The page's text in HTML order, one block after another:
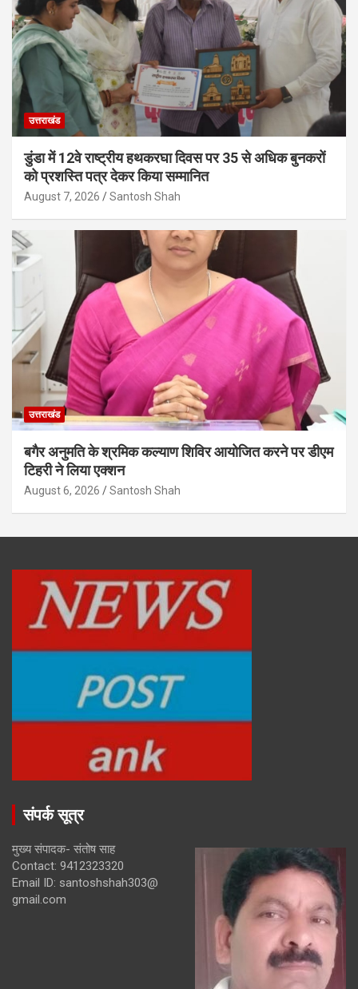
उत्तराखंड
डुंडा में 12वे राष्ट्रीय हथकरघा दिवस पर 35 से अधिक बुनकरों
को प्रशस्ति पत्र देकर किया सम्मानित
August 7, 2026 Santosh Shah
उत्तराखंड
बगैर अनुमति के श्रमिक कल्याण शिविर आयोजित करने पर डीएम
टिहरी ने लिया एक्शन
August 6, 2026 Santosh Shah
संपर्क सूत्र
मुख्य संपादक- संतोष साह
Contact: 9412323320
Email ID: santoshshah303@
gmail.com